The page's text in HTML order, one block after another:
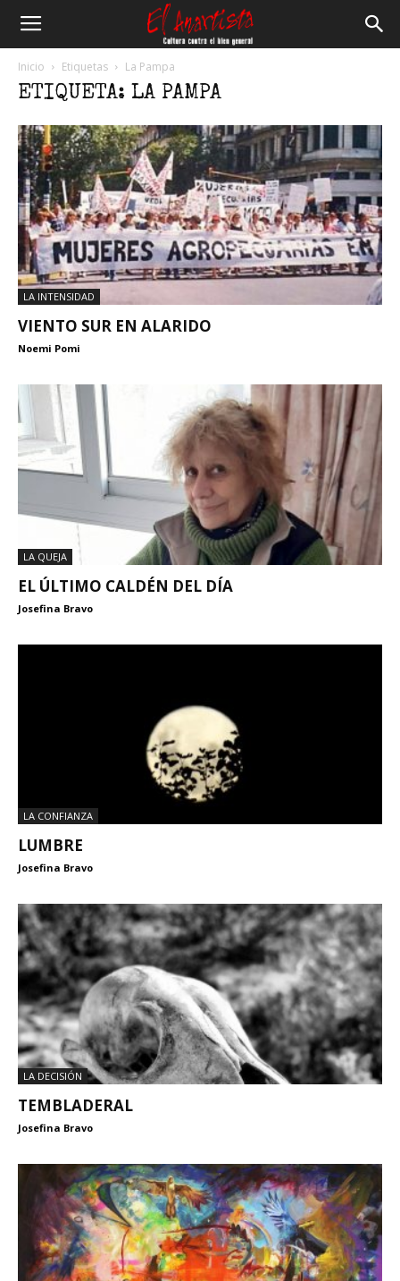
Inicio Etiquetas La Pampa
ETIQUETA: LA PAMPA
LA INTENSIDAD
VIENTO SUR EN ALARIDO
Noemi Pomi
LA QUEJA
EL ÚLTIMO CALDÉN DEL DÍA
Josefina Bravo
LA CONFIANZA
LUMBRE
Josefina Bravo
LA DECISIÓN
TEMBLADERAL
Josefina Bravo